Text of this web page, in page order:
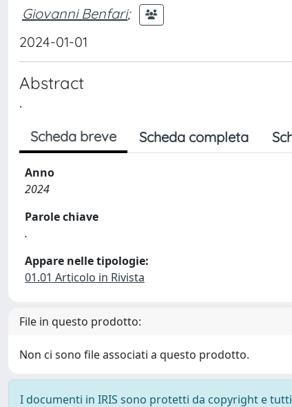
Giovanni Benfari;
2024-01-01
Abstract
.
Scheda breve Scheda completa
Anno
2024
Parole chiave
.
Appare nelle tipologie:
01.01 Articolo in Rivista
File in questo prodotto:
Non ci sono file associati a questo prodotto.
I documenti in IRIS sono protetti da copyright e